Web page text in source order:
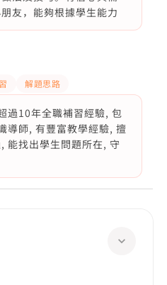
友，能夠根據學生能力
解題思路
過10年全職補習經驗, 包
導師, 有豐富教學經驗, 擅
能找出學生問題所在, 守